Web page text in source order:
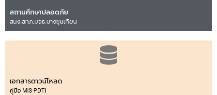
สถานศึกษาปลอดภัย
สนง.สทภ.มจธ.บางขุนเทียน
เอกสารดาวน์โหลด
คู่มือ MIS-PDTI